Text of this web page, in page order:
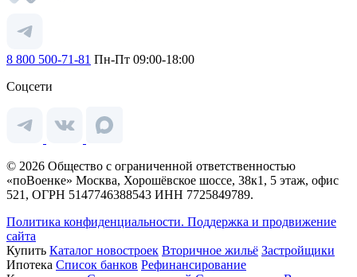
8 800 500-71-81 Пн-Пт 09:00-18:00
Соцсети
© 2026 Общество с ограниченной ответственностью
«поВоенке» Москва, Хорошёвское шоссе, 38к1, 5 этаж, офис
521, ОГРН 5147746388543 ИНН 7725849789.
Политика конфиденциальности. Поддержка и продвижение
сайта
Купить Каталог новостроек Вторичное жильё Застройщики
Ипотека Список банков Рефинансирование